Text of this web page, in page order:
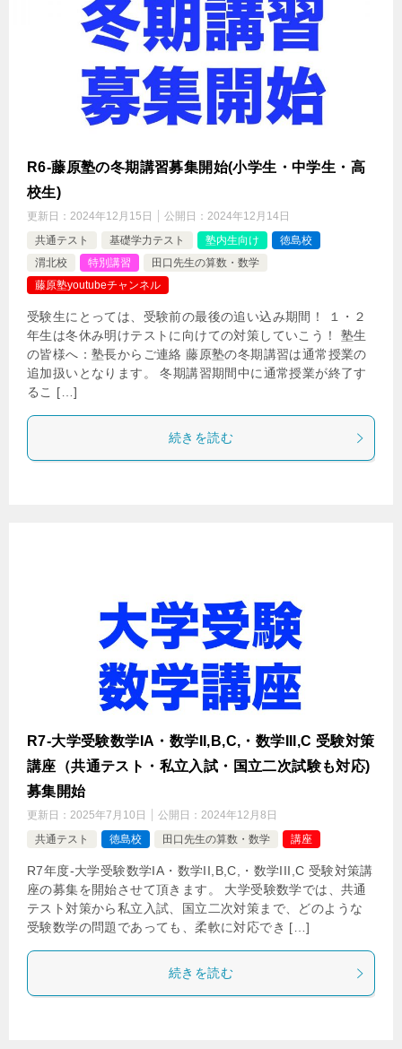
R6-藤原塾の冬期講習募集開始(小学生・中学生・高
校生)
更新日： 2024年12月15日 公開日： 2024年12月14日
共通テスト
基礎学力テスト 塾内生向け
徳島校
渭北校
特別講習
田口先生の算数・数学
藤原塾youtubeチャンネル
受験生にとっては、受験前の最後の追い込み期間！ １・２
年生は冬休み明けテストに向けての対策していこう！ 塾生
の皆様へ：塾長からご連絡 藤原塾の冬期講習は通常授業の
追加扱いとなります。 冬期講習期間中に通常授業が終了す
るこ […]
続きを読む
R7-大学受験数学IA・数学II,B,C,・数学III,C 受験対策
講座（共通テスト・私立入試・国立二次試験も対応)
募集開始
更新日： 2025年7月10日 公開日： 2024年12月8日
共通テスト
徳島校 田口先生の算数・数学 講座
R7年度-大学受験数学IA・数学II,B,C,・数学III,C 受験対策講
座の募集を開始させて頂きます。 大学受験数学では、共通
テスト対策から私立入試、国立二次対策まで、どのような
受験数学の問題であっても、柔軟に対応でき […]
続きを読む